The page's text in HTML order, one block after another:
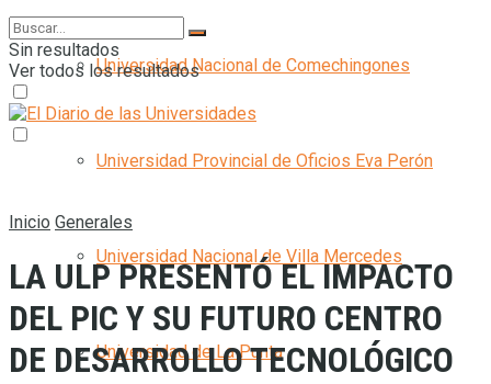
Universidad Nacional de Comechingones
Universidad Provincial de Oficios Eva Perón
Universidad Nacional de Villa Mercedes
Universidad de La Punta
Sin resultados
Ver todos los resultados
Inicio Generales
LA ULP PRESENTÓ EL IMPACTO
DEL PIC Y SU FUTURO CENTRO
DE DESARROLLO TECNOLÓGICO